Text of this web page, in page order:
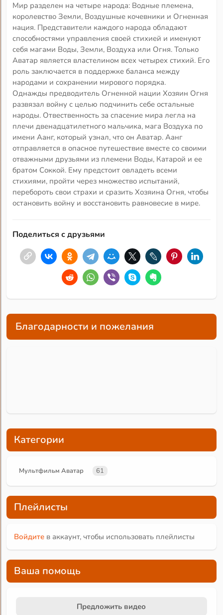
Мир разделен на четыре народа: Водные племена,
королевство Земли, Воздушные кочевники и Огненная
нация. Представители каждого народа обладают
способностями управления своей стихией и именуют
себя магами Воды, Земли, Воздуха или Огня. Только
Аватар является властелином всех четырех стихий. Его
роль заключается в поддержке баланса между
народами и сохранении мирового порядка.
Однажды предводитель Огненной нации Хозяин Огня
развязал войну с целью подчинить себе остальные
народы. Отвественность за спасение мира легла на
плечи двенадцатилетного мальчика, мага Воздуха по
имени Аанг, который узнал, что он Аватар. Аанг
отправляется в опасное путешествие вместе со своими
отважными друзьями из племени Воды, Катарой и ее
братом Соккой. Ему предстоит овладеть всеми
стихиями, пройти через множество испытаний,
перебороть свои страхи и сразить Хозяина Огня, чтобы
остановить войну и восстановить равновесие в мире.
Поделиться с друзьями
Благодарности и пожелания
Категории
Мультфильм Аватар 61
Плейлисты
Войдите в аккаунт, чтобы использовать плейлисты
Ваша помощь
Предложить видео